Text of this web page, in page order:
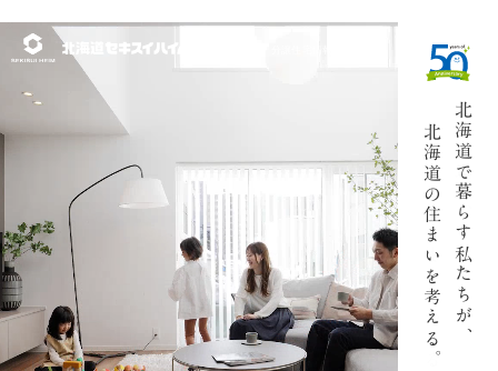
北海道で
暮らす私たちが、
北海道の
住まいを考
える
。
この工場で、
一生モノの
住まいをつ
くる